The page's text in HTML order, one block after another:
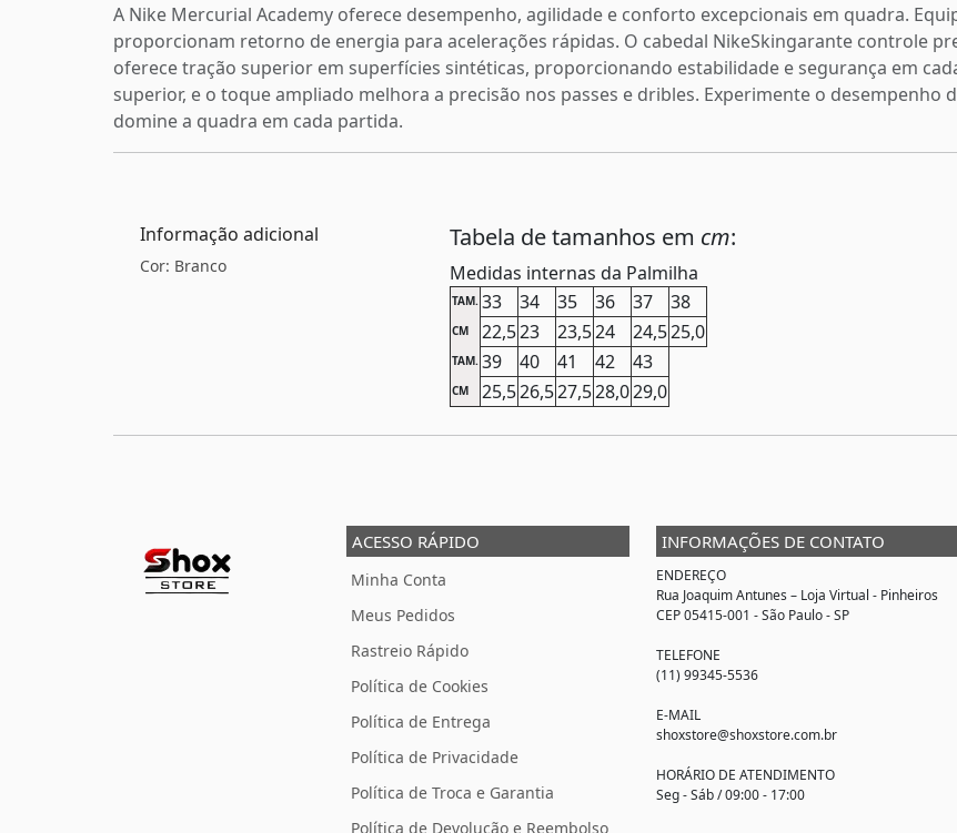
A Nike Mercurial Academy oferece desempenho, agilidade e conforto excepcionais em quadra.
proporcionam retorno de energia para acelerações rápidas. O cabedal NikeSkingarante controle
oferece tração superior em superfícies sintéticas, proporcionando estabilidade e segurança em
superior, e o toque ampliado melhora a precisão nos passes e dribles. Experimente o desempenho
domine a quadra em cada partida.
Informação adicional
Cor: Branco
Tabela de tamanhos em cm:
Medidas internas da Palmilha
TAM. 33 34 35 36 37 38
CM 22,523 23,524 24,525,0
TAM. 39 40 41 42 43
CM 25,526,527,528,029,0
ACESSO RÁPIDO
Minha Conta
Meus Pedidos
Rastreio Rápido
Política de Cookies
Política de Entrega
Política de Privacidade
Política de Troca e Garantia
Política de Devolução e Reembolso
INFORMAÇÕES DE CONTATO
ENDEREÇO
Rua Joaquim Antunes – Loja Virtual - Pinheiros
CEP 05415-001 - São Paulo - SP
TELEFONE
(11) 99345-5536
E-MAIL
shoxstore@shoxstore.com.br
HORÁRIO DE ATENDIMENTO
Seg - Sáb / 09:00 - 17:00